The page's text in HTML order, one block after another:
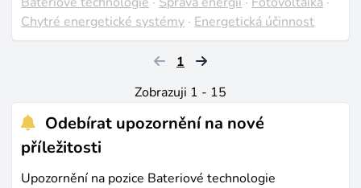
Chytré energetické systémy · Energetická účinnost
1
Zobrazuji 1 - 15
Odebírat upozornění na nové
příležitosti
Upozornění na pozice Bateriové technologie